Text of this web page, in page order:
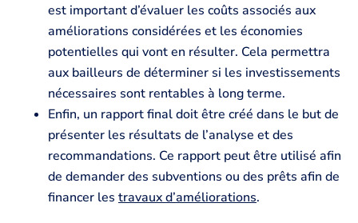
est important d’évaluer les coûts associés aux
améliorations considérées et les économies
potentielles qui vont en résulter. Cela permettra
aux bailleurs de déterminer si les investissements
nécessaires sont rentables à long terme.
Enfin, un rapport final doit être créé dans le but de
présenter les résultats de l’analyse et des
recommandations. Ce rapport peut être utilisé afin
de demander des subventions ou des prêts afin de
financer les travaux d’améliorations.